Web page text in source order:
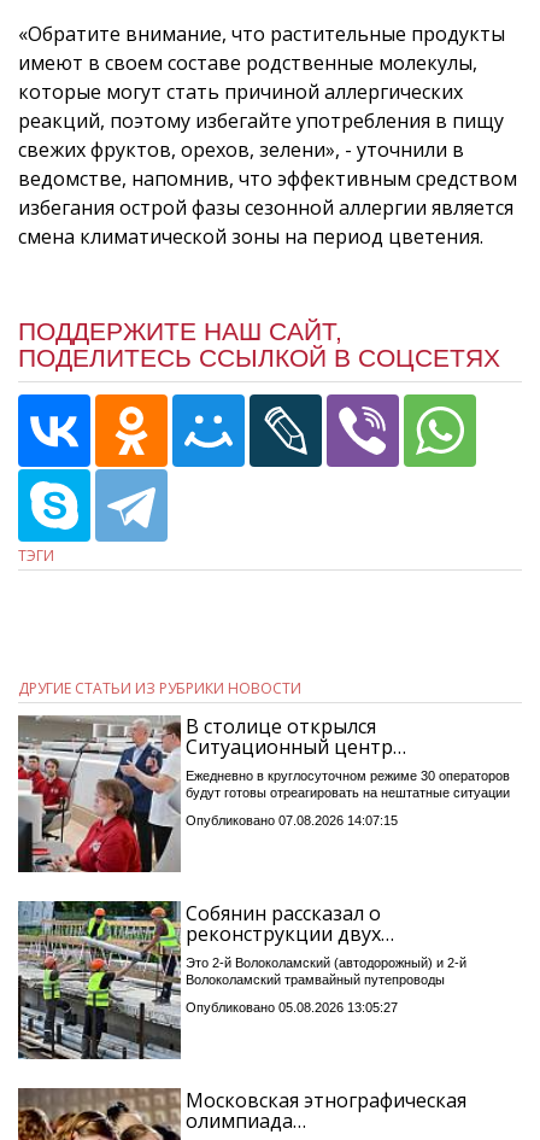
«Обратите внимание, что растительные продукты
имеют в своем составе родственные молекулы,
которые могут стать причиной аллергических
реакций, поэтому избегайте употребления в пищу
свежих фруктов, орехов, зелени», - уточнили в
ведомстве, напомнив, что эффективным средством
избегания острой фазы сезонной аллергии является
смена климатической зоны на период цветения.
ПОДДЕРЖИТЕ НАШ САЙТ,
ПОДЕЛИТЕСЬ ССЫЛКОЙ В СОЦСЕТЯХ
ТЭГИ
ДРУГИЕ СТАТЬИ ИЗ РУБРИКИ НОВОСТИ
В столице открылся
Ситуационный центр…
Ежедневно в круглосуточном режиме 30 операторов
будут готовы отреагировать на нештатные ситуации
Опубликовано 07.08.2026 14:07:15
Собянин рассказал о
реконструкции двух…
Это 2-й Волоколамский (автодорожный) и 2-й
Волоколамский трамвайный путепроводы
Опубликовано 05.08.2026 13:05:27
Московская этнографическая
олимпиада…